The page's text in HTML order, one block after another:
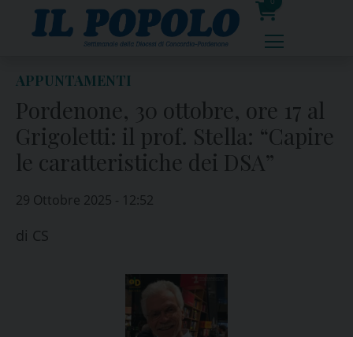
0
prodotti
APPUNTAMENTI
Pordenone, 30 ottobre, ore 17 al
Grigoletti: il prof. Stella: “Capire
le caratteristiche dei DSA”
29 Ottobre 2025 - 12:52
di CS